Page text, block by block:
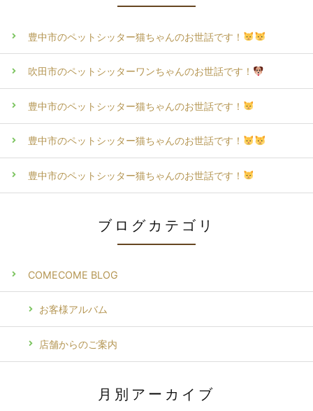
豊中市のペットシッター猫ちゃんのお世話です！
吹田市のペットシッターワンちゃんのお世話です！
豊中市のペットシッター猫ちゃんのお世話です！
豊中市のペットシッター猫ちゃんのお世話です！
豊中市のペットシッター猫ちゃんのお世話です！
ブログカテゴリ
COMECOME BLOG
お客様アルバム
店舗からのご案内
月別アーカイブ